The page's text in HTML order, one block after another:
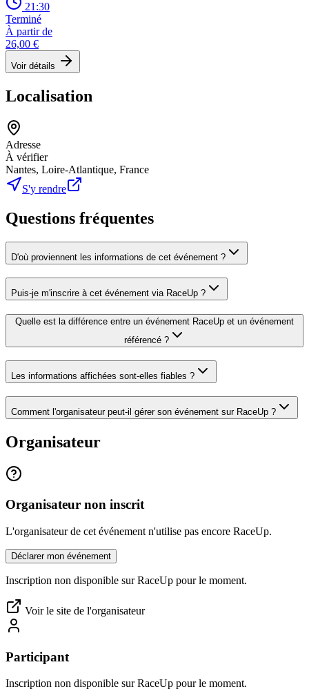
21:30
Terminé
À partir de
26,00 €
Voir détails
Localisation
Adresse
À vérifier
Nantes, Loire-Atlantique, France
S'y rendre
Questions fréquentes
D'où proviennent les informations de cet événement ?
Puis-je m'inscrire à cet événement via RaceUp ?
Quelle est la différence entre un événement RaceUp et un événement
référencé ?
Les informations affichées sont-elles fiables ?
Comment l'organisateur peut-il gérer son événement sur RaceUp ?
Organisateur
Organisateur non inscrit
L'organisateur de cet événement n'utilise pas encore RaceUp.
Déclarer mon événement
Inscription non disponible sur RaceUp pour le moment.
Voir le site de l'organisateur
Participant
Inscription non disponible sur RaceUp pour le moment.